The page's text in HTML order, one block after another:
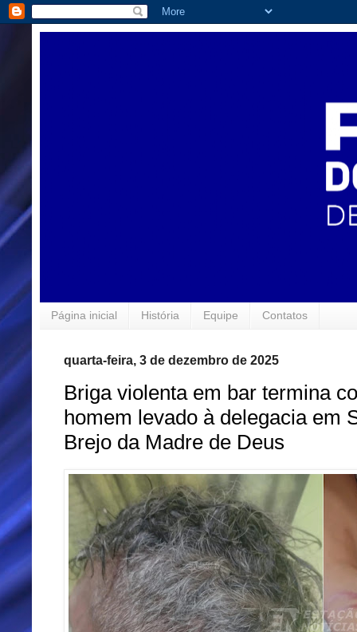
Página inicial História Equipe Contatos
quarta-feira, 3 de dezembro de 2025
Briga violenta em bar termina
homem levado à delegacia em
Brejo da Madre de Deus